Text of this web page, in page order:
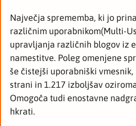
Največja sprememba, ki jo
različnim uporabnikom(Multi-
upravljanja različnih blogov iz
namestitve. Poleg omenjene
še čistejši uporabniški vmesnik,
strani in 1.217 izboljšav
Omogoča tudi enostavne
hkrati.